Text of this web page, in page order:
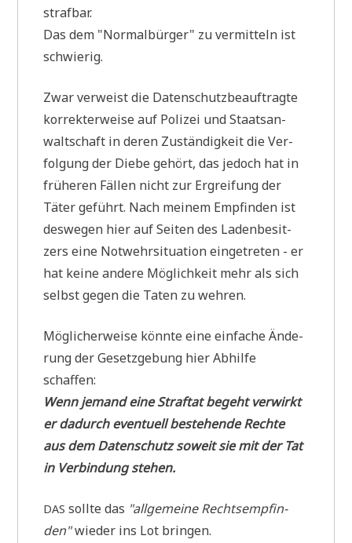
strafbar.
Das dem "Nor­mal­bür­ger" zu ver­mit­teln ist
schwierig.
Zwar ver­weist die Daten­schutz­be­auf­trag­te
kor­rek­ter­wei­se auf Poli­zei und Staats­an­
walt­schaft in deren Zustän­dig­keit die Ver­
fol­gung der Die­be gehört, das jedoch hat in
frü­he­ren Fäl­len nicht zur Ergrei­fung der
Täter geführt. Nach mei­nem Emp­fin­den ist
des­we­gen hier auf Sei­ten des Laden­be­sit­
zers eine Not­wehr­si­tua­ti­on ein­ge­tre­ten - er
hat kei­ne ande­re Mög­lich­keit mehr als sich
selbst gegen die Taten zu wehren.
Mög­li­cher­wei­se könn­te eine ein­fa­che Ände­
rung der Gesetz­ge­bung hier Abhil­fe
schaffen:
Wenn jemand eine Straf­tat begeht ver­wirkt
er dadurch even­tu­ell bestehen­de Rech­te
aus dem Daten­schutz soweit sie mit der Tat
in Ver­bin­dung stehen.
DAS soll­te das "all­ge­mei­ne Rechts­emp­fin­
den"wie­der ins Lot bringen.